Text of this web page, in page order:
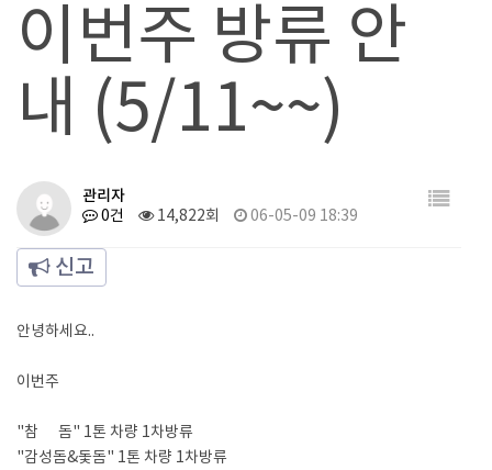
이번주 방류 안
내 (5/11~~)
관리자
0건 14,822회 06-05-09 18:39
신고
안녕하세요..
이번주
"참 돔" 1톤 차량 1차방류
"감성돔&돛돔" 1톤 차량 1차방류